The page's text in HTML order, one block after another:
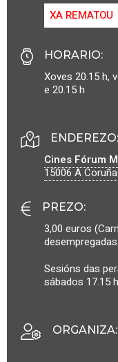
XA REMATOU
HORARIO:
Xoves 20.15 h,
e 20.15 h
ENDEREZO:
Cines Fórum
15006A Coruña
PREZO:
3,00 euros
Sesións das
sábados 17.15
ORGANIZA: